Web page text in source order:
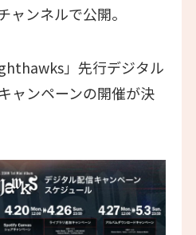
ャンネルで公開。
」先行デジタル
ャンペーンの開催が決